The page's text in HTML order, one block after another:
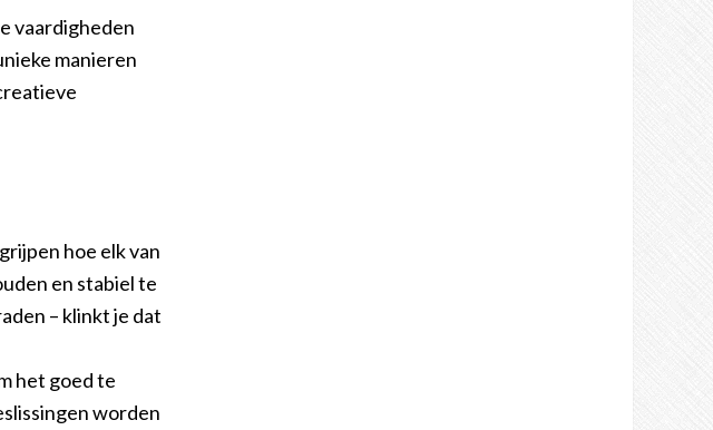
vaardigheden
manieren
hoe elk van
en stabiel te
– klinkt je dat
het goed te
worden